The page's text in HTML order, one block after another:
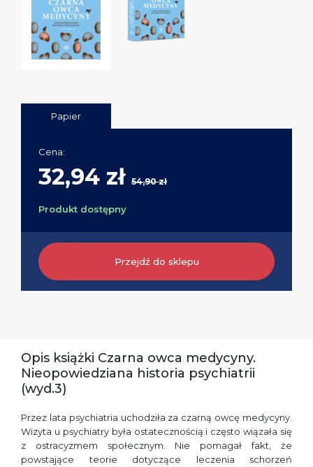
Papier
Cena:
32,94 zł 54,90 zł
Produkt dostępny
Przejdź do sklepu
Opis książki Czarna owca medycyny.
Nieopowiedziana historia psychiatrii
(wyd.3)
Przez lata psychiatria uchodziła za czarną owcę medycyny.
Wizyta u psychiatry była ostatecznością i często wiązała się
z ostracyzmem społecznym. Nie pomagał fakt, że
powstające teorie dotyczące leczenia schorzeń